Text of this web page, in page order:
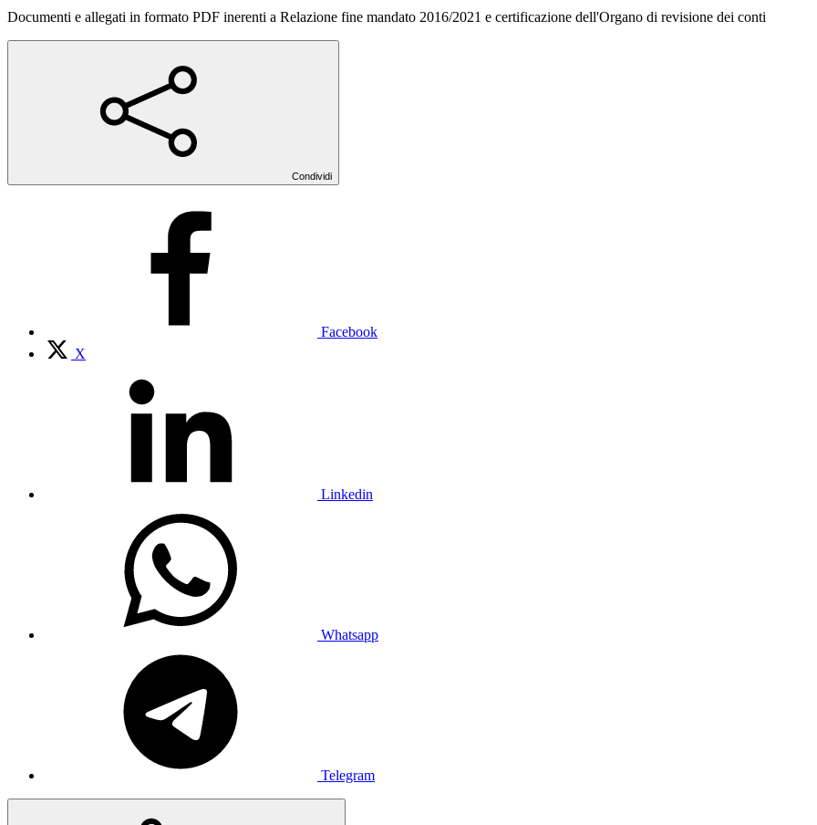
Documenti e allegati in formato PDF inerenti a Relazione fine mandato 2016/2021 e certificazione dell'Organo di revisione dei conti
Condividi
Facebook
X
Linkedin
Whatsapp
Telegram